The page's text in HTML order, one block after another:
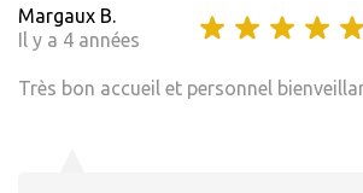
Margaux B.
Il y a 4 années
Très bon accueil et personnel